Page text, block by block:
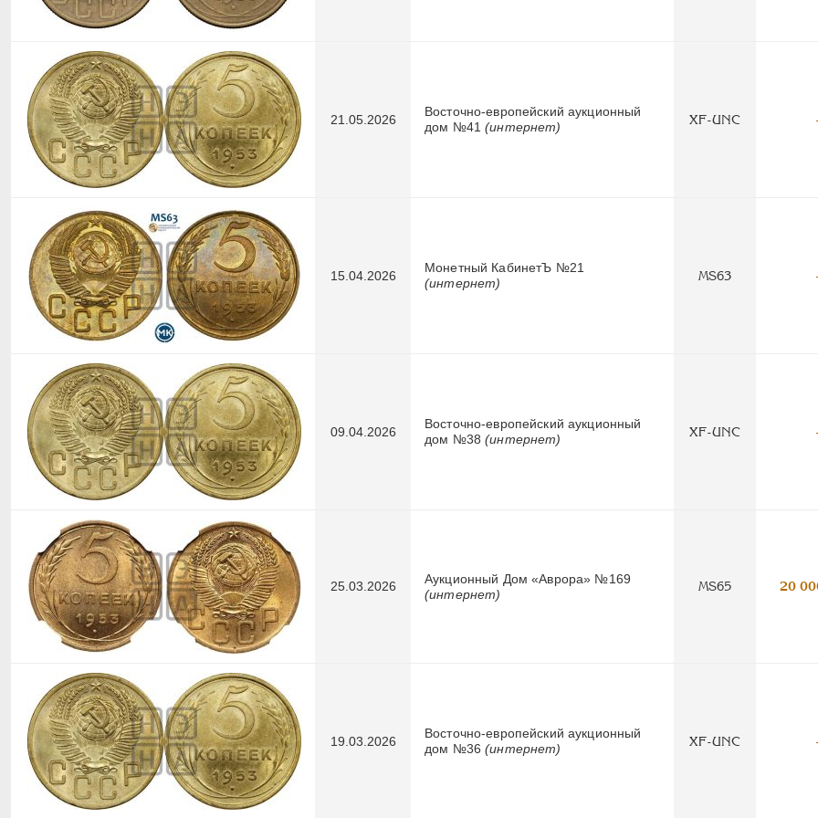
21.05.2026
Восточно-европейский аукционный
дом №41(интернет)
XF-UNC
15.04.2026
Монетный КабинетЪ №21
(интернет)
MS63
09.04.2026
Восточно-европейский аукционный
дом №38(интернет)
XF-UNC
25.03.2026
Аукционный Дом «Аврора» №169
(интернет)
MS65 20
19.03.2026
Восточно-европейский аукционный
дом №36(интернет)
XF-UNC